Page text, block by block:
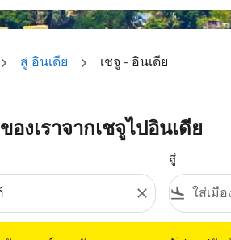
สู่ อินเดีย เชจู - อินเดีย
งเราจากเชจูไปอินเดีย
close
สู่
flight_land